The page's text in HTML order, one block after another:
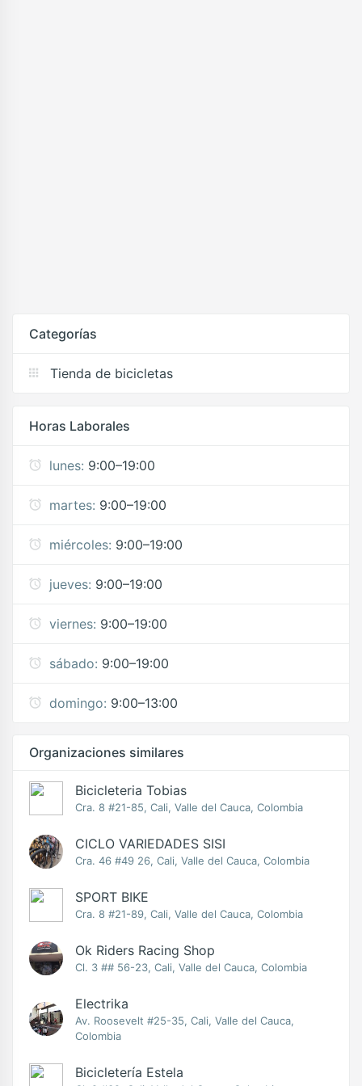
Categorías
Tienda de bicicletas
Horas Laborales
lunes: 9:00–19:00
martes: 9:00–19:00
miércoles: 9:00–19:00
jueves: 9:00–19:00
viernes: 9:00–19:00
sábado: 9:00–19:00
domingo: 9:00–13:00
Organizaciones similares
Bicicleteria Tobias
Cra. 8 #21-85, Cali, Valle del Cauca, Colombia
CICLO VARIEDADES SISI
Cra. 46 #49 26, Cali, Valle del Cauca, Colombia
SPORT BIKE
Cra. 8 #21-89, Cali, Valle del Cauca, Colombia
Ok Riders Racing Shop
Cl. 3 ## 56-23, Cali, Valle del Cauca, Colombia
Electrika
Av. Roosevelt #25-35, Cali, Valle del Cauca,
Colombia
Bicicletería Estela